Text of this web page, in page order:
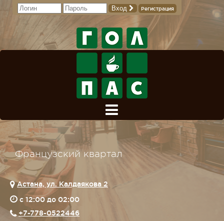
Вход Регистрация
Французский квартал
Астана, ул. Калдаякова 2
c 12:00 до 02:00
+7-778-0522446